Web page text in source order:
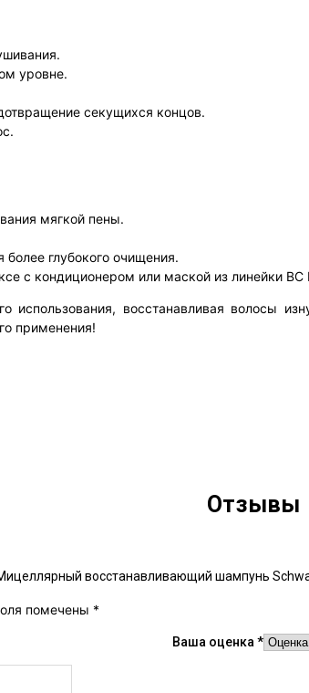
уровне.
секущихся концов.
мягкой пены.
глубокого очищения.
с кондиционером или маской из линейки BC
использования, восстанавливая волосы
применения!
Отзывы
восстанавливающий шампунь
помечены *
Ваша оценка*